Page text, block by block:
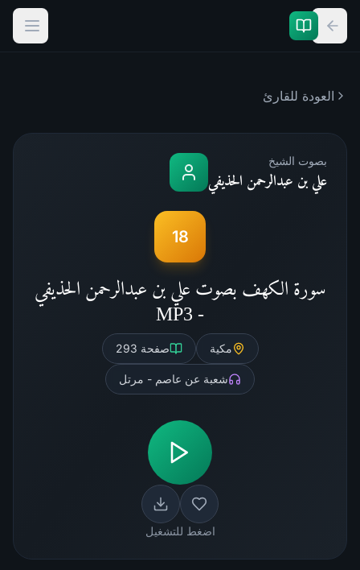
العودة للقارئ
بصوت الشيخ
علي بن عبدالرحمن الحذيفي
18
سورة الكهف بصوت علي بن عبدالرحمن الحذيفي
- MP3
مكية صفحة 293
شعبة عن عاصم - مرتل
اضغط للتشغيل